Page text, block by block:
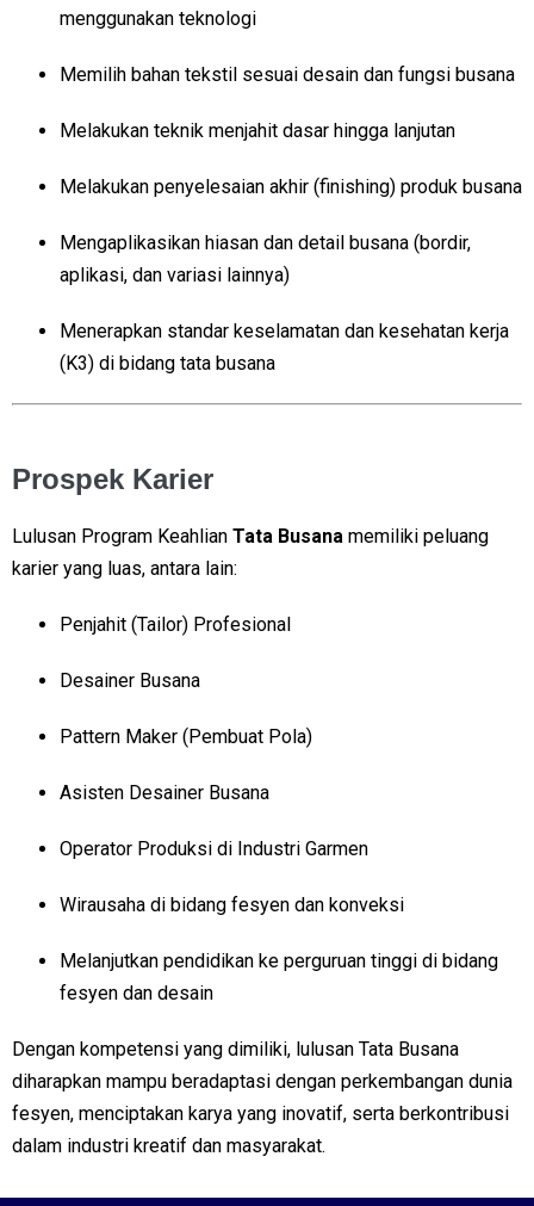
menggunakan teknologi
Memilih bahan tekstil sesuai desain dan fungsi busana
Melakukan teknik menjahit dasar hingga lanjutan
Melakukan penyelesaian akhir (finishing) produk busana
Mengaplikasikan hiasan dan detail busana (bordir,
aplikasi, dan variasi lainnya)
Menerapkan standar keselamatan dan kesehatan kerja
(K3) di bidang tata busana
Prospek Karier
Lulusan Program Keahlian Tata Busana memiliki peluang
karier yang luas, antara lain:
Penjahit (Tailor) Profesional
Desainer Busana
Pattern Maker (Pembuat Pola)
Asisten Desainer Busana
Operator Produksi di Industri Garmen
Wirausaha di bidang fesyen dan konveksi
Melanjutkan pendidikan ke perguruan tinggi di bidang
fesyen dan desain
Dengan kompetensi yang dimiliki, lulusan Tata Busana
diharapkan mampu beradaptasi dengan perkembangan dunia
fesyen, menciptakan karya yang inovatif, serta berkontribusi
dalam industri kreatif dan masyarakat.